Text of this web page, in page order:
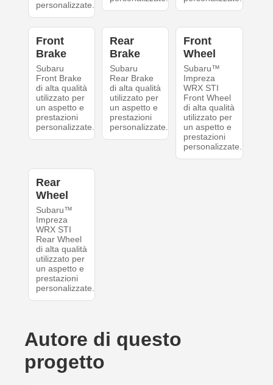
personalizzate.
Front
Brake
Subaru
Front Brake
di alta qualità
utilizzato per
un aspetto e
prestazioni
personalizzate.
Rear
Brake
Subaru
Rear Brake
di alta qualità
utilizzato per
un aspetto e
prestazioni
personalizzate.
Front
Wheel
Subaru™
Impreza
WRX STI
Front Wheel
di alta qualità
utilizzato per
un aspetto e
prestazioni
personalizzate.
Rear
Wheel
Subaru™
Impreza
WRX STI
Rear Wheel
di alta qualità
utilizzato per
un aspetto e
prestazioni
personalizzate.
Autore di questo
progetto